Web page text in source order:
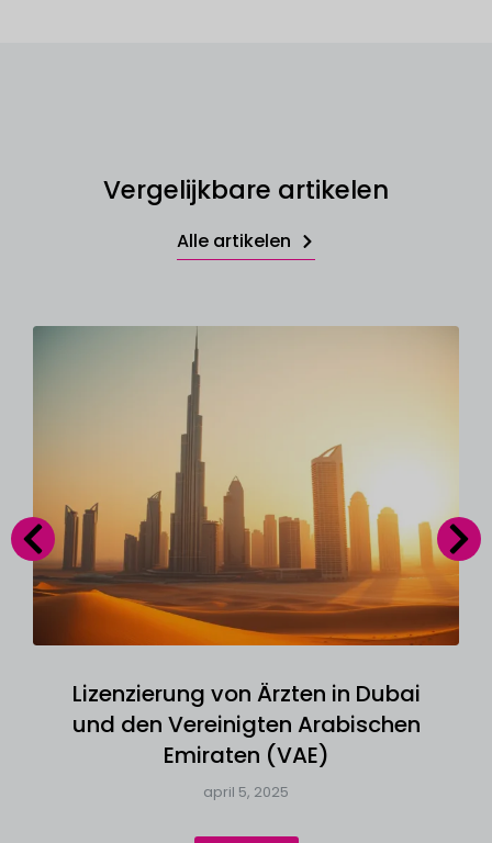
Vergelijkbare artikelen
Alle artikelen
Lizenzierung von Ärzten in Dubai
und den Vereinigten Arabischen
Emiraten (VAE)
april 5, 2025